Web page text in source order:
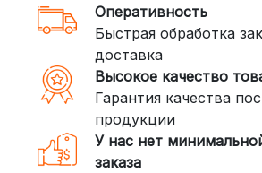
3. Доставка
(ПЭК, КИТ, Байкал Сервис)
Если ваш заказ включает
тяжелые товары, мы
воспользоваться услугами
специализирующихся на
грузов:
Оперативность
Быстрая обработка
доставка
Высокое качество
Гарантия качества
продукции
У нас нет
заказа